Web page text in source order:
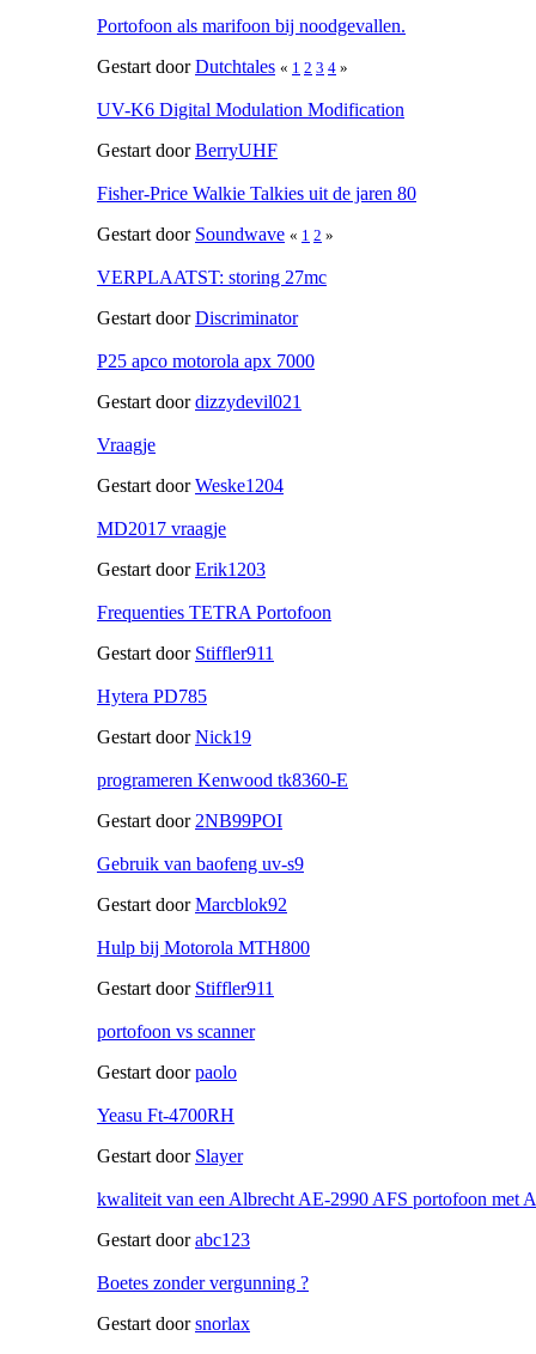
Portofoon als marifoon bij noodgevallen.
Gestart doorDutchtales « 1 2 3 4 »
UV-K6 Digital Modulation Modification
Gestart doorBerryUHF
Fisher-Price Walkie Talkies uit de jaren 80
Gestart door Soundwave « 1 2 »
VERPLAATST: storing 27mc
Gestart doorDiscriminator
P25 apco motorola apx 7000
Gestart doordizzydevil021
Vraagje
Gestart doorWeske1204
MD2017 vraagje
Gestart doorErik1203
Frequenties TETRA Portofoon
Gestart door Stiffler911
Hytera PD785
Gestart doorNick19
programeren Kenwood tk8360-E
Gestart door 2NB99POI
Gebruik van baofeng uv-s9
Gestart doorMarcblok92
Hulp bij Motorola MTH800
Gestart door Stiffler911
portofoon vs scanner
Gestart doorpaolo
Yeasu Ft-4700RH
Gestart door Slayer
kwaliteit van een Albrecht AE-2990 AFS portofoon met
Gestart doorabc123
Boetes zonder vergunning ?
Gestart doorsnorlax